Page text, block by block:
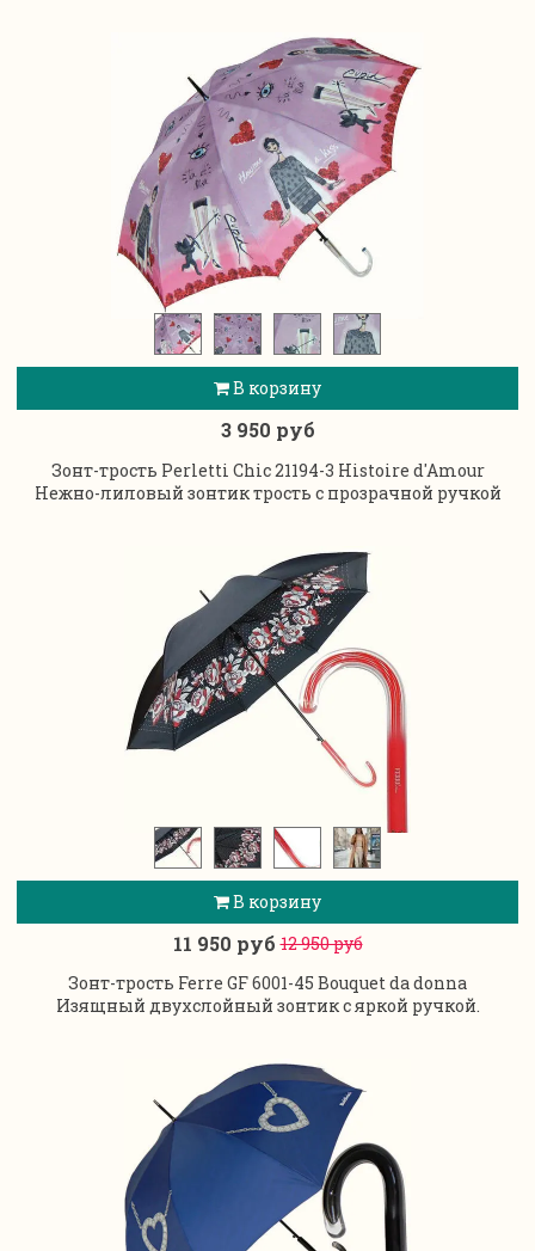
В корзину
3 950 руб
Зонт-трость Perletti Chic 21194-3 Histoire d'Amour
Нежно-лиловый зонтик трость с прозрачной ручкой
В корзину
11 950 руб12 950 руб
Зонт-трость Ferre GF 6001-45 Bouquet da donna
Изящный двухслойный зонтик с яркой ручкой.